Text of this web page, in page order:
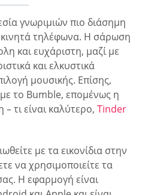
γνωριμιών πιο διάσημη
τηλέφωνα. Η σάρωση
και ευχάριστη, μαζί με
και ελκυστικά
μουσικής. Επίσης,
το Bumble, επομένως η
τι είναι καλύτερο, Tinder
με τα εικονίδια στην
να χρησιμοποιείτε τα
Η εφαρμογή είναι